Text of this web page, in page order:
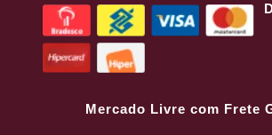
Mercado Livre com Frete